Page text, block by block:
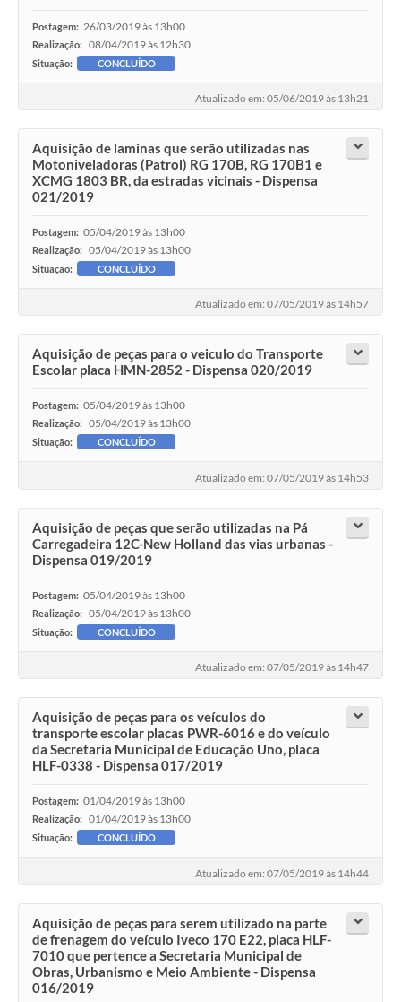
Postagem: 26/03/2019 às 13h00
Realização: 08/04/2019 às 12h30
Situação: CONCLUÍDO
Atualizado em: 05/06/2019 às 13h21
Aquisição de laminas que serão utilizadas nas
Motoniveladoras (Patrol) RG 170B, RG 170B1 e
XCMG 1803 BR, da estradas vicinais - Dispensa
021/2019
Postagem: 05/04/2019 às 13h00
Realização: 05/04/2019 às 13h00
Situação: CONCLUÍDO
Atualizado em: 07/05/2019 às 14h57
Aquisição de peças para o veiculo do Transporte
Escolar placa HMN-2852 - Dispensa 020/2019
Postagem: 05/04/2019 às 13h00
Realização: 05/04/2019 às 13h00
Situação: CONCLUÍDO
Atualizado em: 07/05/2019 às 14h53
Aquisição de peças que serão utilizadas na Pá
Carregadeira 12C-New Holland das vias urbanas -
Dispensa 019/2019
Postagem: 05/04/2019 às 13h00
Realização: 05/04/2019 às 13h00
Situação: CONCLUÍDO
Atualizado em: 07/05/2019 às 14h47
Aquisição de peças para os veículos do
transporte escolar placas PWR-6016 e do veículo
da Secretaria Municipal de Educação Uno, placa
HLF-0338 - Dispensa 017/2019
Postagem: 01/04/2019 às 13h00
Realização: 01/04/2019 às 13h00
Situação: CONCLUÍDO
Atualizado em: 07/05/2019 às 14h44
Aquisição de peças para serem utilizado na parte
de frenagem do veículo Iveco 170 E22, placa HLF-
7010 que pertence a Secretaria Municipal de
Obras, Urbanismo e Meio Ambiente - Dispensa
016/2019